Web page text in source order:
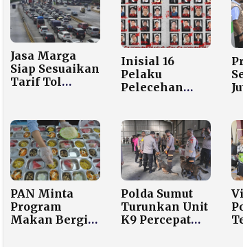
Jasa Marga
Siap Sesuaikan
Tarif Tol
Tetap Tak
Berubah
Inisial 16
Pelaku
Pelecehan
DPR Minta
Sanksi DO
Tanpa
Kompromi
PAN Minta
Program
Makan Bergizi
Polda Sumut
Turunkan Unit
K9 Percepat